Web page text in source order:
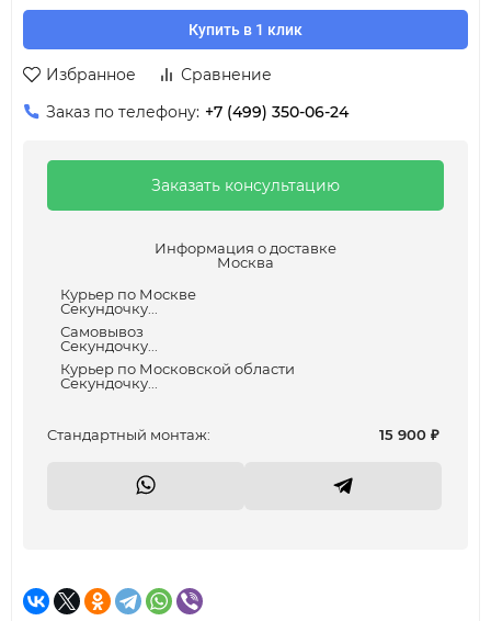
Купить в 1 клик
Избранное
Сравнение
Заказ по телефону: +7 (499) 350-06-24
Заказать консультацию
Информация о доставке
Москва
Курьер по Москве
Секундочку...
Самовывоз
Секундочку...
Курьер по Московской области
Секундочку...
Cтандартный монтаж: 15 900 ₽